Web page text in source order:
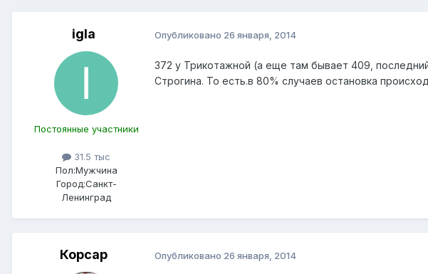
igla
Постоянные участники
31.5 тыс
Пол:Мужчина
Город:Санкт-
Ленинград
Опубликовано 26 января, 2014
372 у Трикотажной (а еще там бывает 409,
Строгина. То есть.в 80% случаев остановка
Корсар Опубликовано 26 января, 2014